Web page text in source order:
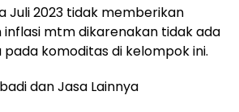
Juli 2023 tidak memberikan
mtm dikarenakan tidak ada
komoditas di kelompok ini.
dan Jasa Lainnya